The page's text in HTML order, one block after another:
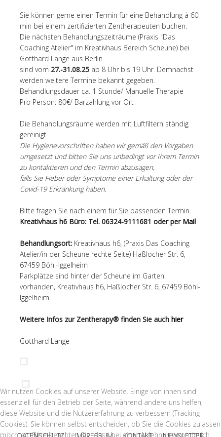
Sie können gerne einen Termin für eine Behandlung à 60
min bei einem zertifizierten Zentherapeuten buchen.
Die nächsten Behandlungszeiträume (Praxis "Das
Coaching Atelier" im Kreativhaus Bereich Scheune) bei
Gotthard Lange aus Berlin
sind vom 27.-31.08.25 ab 8 Uhr bis 19 Uhr. Demnächst
werden weitere Termine bekannt gegeben.
Behandlungsdauer ca. 1 Stunde/ Manuelle Therapie
Pro Person: 80€/ Barzahlung vor Ort
Die Behandlungsräume werden mit Luftfiltern ständig
gereinigt.
Die Hygienevorschriften haben wir gemäß den Vorgaben
umgesetzt und bitten Sie uns unbedingt vor Ihrem Termin
zu kontaktieren und den Termin abzusagen,
falls Sie Fieber oder Symptome einer Erkältung oder der
Covid-19 Erkrankung haben.
Bitte fragen Sie nach einem für Sie passenden Termin.
Kreativhaus h6 Büro: Tel. 06324-9111681 oder per Mail
Behandlungsort: Kreativhaus h6, (Praxis Das Coaching
Atelier/in der Scheune rechte Seite) Haßlocher Str. 6,
67459 Böhl-Iggelheim
Parkplätze sind hinter der Scheune im Garten
vorhanden, Kreativhaus h6, Haßlocher Str. 6, 67459 Böhl-
Iggelheim
Weitere Infos zur Zentherapy® finden Sie auch hier
Gotthard Lange
Wir nutzen Cookies auf unserer Website. Einige von ihnen sind
essenziell für den Betrieb der Seite, während andere uns helfen,
diese Website und die Nutzererfahrung zu verbessern (Tracking
Cookies). Sie können selbst entscheiden, ob Sie die Cookies zulassen
möchten. Bitte beachten Sie, dass bei einer Ablehnung womöglich